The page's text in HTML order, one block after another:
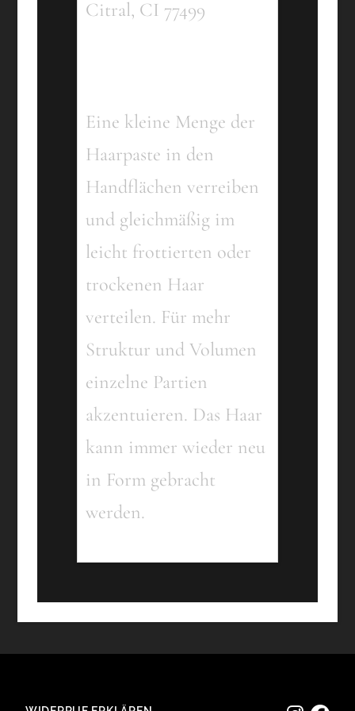
Citral, CI 77499
Eine kleine Menge der
Haarpaste in den
Handflächen verreiben
und gleichmäßig im
leicht frottierten oder
trockenen Haar
verteilen. Für mehr
Struktur und Volumen
einzelne Partien
akzentuieren. Das Haar
kann immer wieder neu
in Form gebracht
werden.